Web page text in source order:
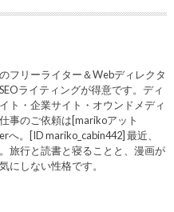
フリーライター＆Webディレクタ
ライティングが得意です。ディ
ト・企業サイト・オウンドメディ
事のご依頼は[marikoアット
。[ID mariko_cabin442] 最近、
旅行と読書と寝ることと、漫画が
にしない性格です。